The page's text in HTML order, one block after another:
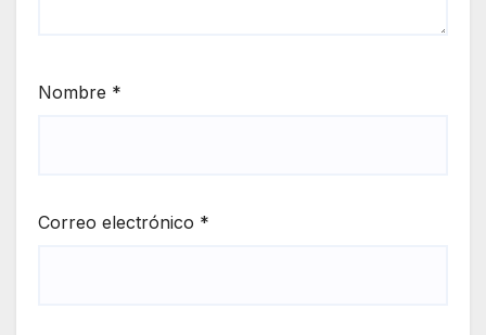
Nombre *
Correo electrónico *